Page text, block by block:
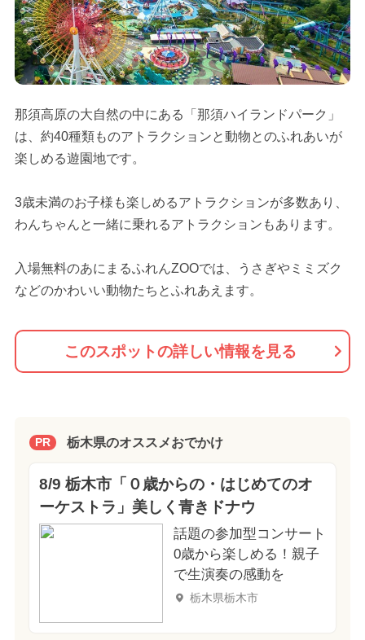
那須高原の大自然の中にある「那須ハイランドパーク」
は、約40種類ものアトラクションと動物とのふれあいが
楽しめる遊園地です。
3歳未満のお子様も楽しめるアトラクションが多数あり、
わんちゃんと一緒に乗れるアトラクションもあります。
入場無料のあにまるふれんZOOでは、うさぎやミミズク
などのかわいい動物たちとふれあえます。
このスポットの詳しい情報を見る
PR 栃木県のオススメおでかけ
8/9 栃木市「０歳からの・はじめてのオ
ーケストラ」美しく青きドナウ
話題の参加型コンサート
0歳から楽しめる！親子
で生演奏の感動を
栃木県栃木市